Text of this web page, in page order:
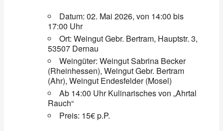
Datum: 02. Mai 2026, von 14:00 bis
17:00 Uhr
Ort: Weingut Gebr. Bertram, Hauptstr. 3,
53507 Dernau
Weingüter: Weingut Sabrina Becker
(Rheinhessen), Weingut Gebr. Bertram
(Ahr), Weingut Endesfelder (Mosel)
Ab 14:00 Uhr Kulinarisches von „Ahrtal
Rauch“
Preis: 15€ p.P.